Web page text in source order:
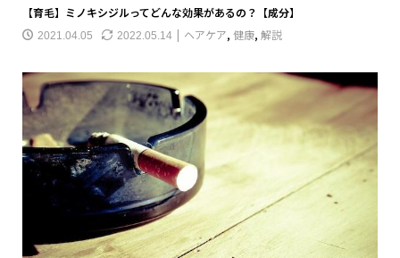
【育毛】ミノキシジルってどんな効果があるの？【成分】
2021.04.05 2022.05.14 ヘアケア, 健康, 解説